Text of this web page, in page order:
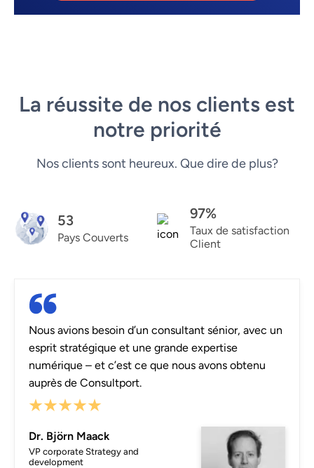
La réussite de nos clients est
notre priorité
Nos clients sont heureux. Que dire de plus?
53
Pays Couverts
97%
Taux de satisfaction
Client
Nous avions besoin d’un consultant sénior, avec un
esprit stratégique et une grande expertise
numérique – et c’est ce que nous avons obtenu
auprès de Consultport.
Dr. Björn Maack
VP corporate Strategy and
development